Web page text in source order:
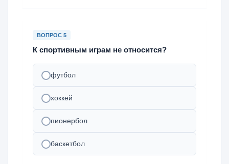
ВОПРОС 5
К спортивным играм не относится?
футбол
хоккей
пионербол
баскетбол